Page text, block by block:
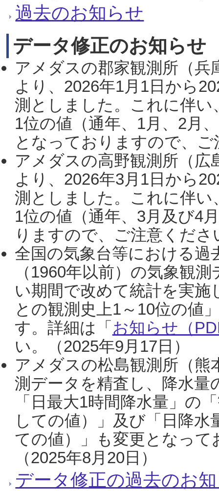
過去のお知らせ
データ修正のお知らせ
アメダスの郡家観測所（
より、2026年1月1日から
測としました。これに伴い
1位の値（通年、1月、2月
となっておりますので、
アメダスの高野観測所（
より、2026年3月1日から
測としました。これに伴い
1位の値（通年、3月及び4
りますので、ご注意くだ
全国の気象台等における過
（1960年以前）の気象観
い期間で改めて統計を実
との観測史上1～10位の値
す。詳細は「 お知らせ（
い。（2025年9月17日）
アメダスの松島観測所（熊
測データを精査し、降水
「日最大1時間降水量」の
しての値）」及び「日降
ての値）」も変更となっ
（2025年8月20日）
データ修正の過去のお